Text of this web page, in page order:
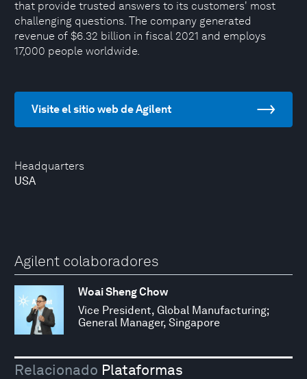
Headquarters
USA
that provide trusted answers to its customers' most
challenging questions. The company generated
revenue of $6.32 billion in fiscal 2021 and employs
17,000 people worldwide.
Visite el sitio web de Agilent
Agilent colaboradores
Woai Sheng Chow
Vice President, Global Manufacturing;
General Manager, Singapore
Relacionado Plataformas